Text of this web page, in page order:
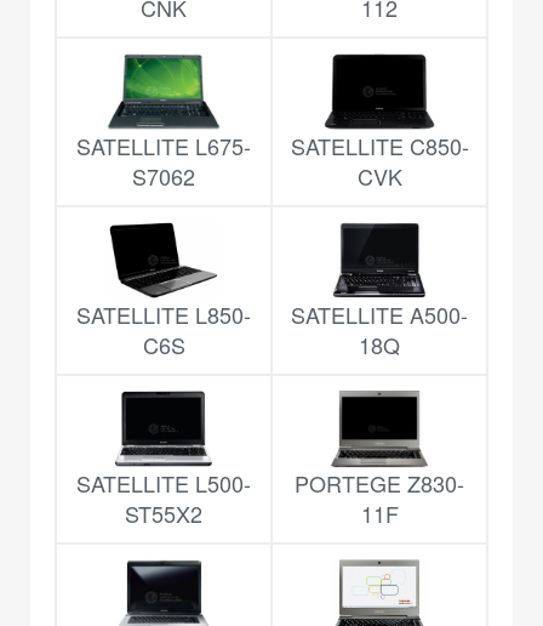
CNK 112
SATELLITE L675-
S7062
SATELLITE C850-
CVK
SATELLITE L850-
C6S
SATELLITE A500-
18Q
SATELLITE L500-
ST55X2
PORTEGE Z830-
11F